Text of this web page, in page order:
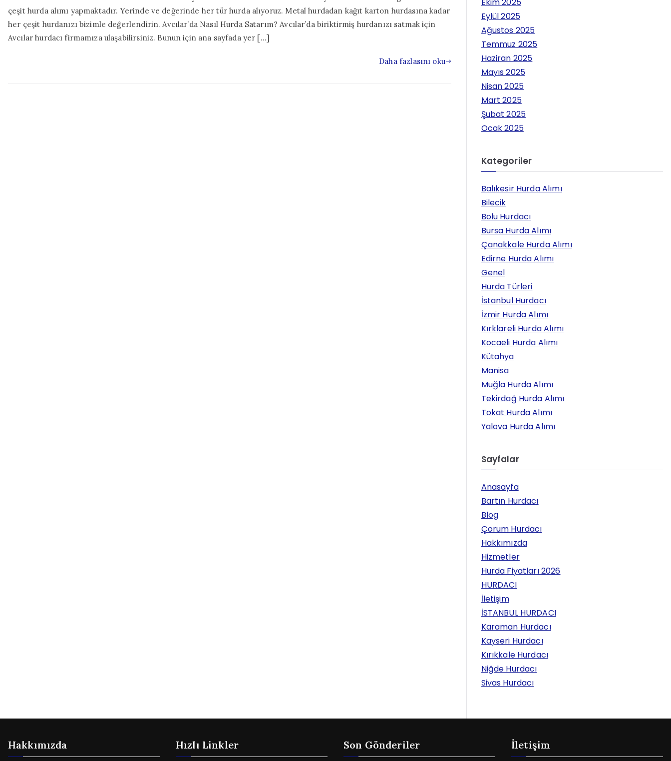
çeşit hurda alımı yapmaktadır. Yerinde ve değerinde her tür hurda alıyoruz. Metal hurdadan kağıt karton hurdasına kadar
her çeşit hurdanızı bizimle değerlendirin. Avcılar’da Nasıl Hurda Satarım? Avcılar’da biriktirmiş hurdanızı satmak için
Avcılar hurdacı firmamıza ulaşabilirsiniz. Bunun için ana sayfada yer […]
Daha fazlasını oku
Ekim 2025
Eylül 2025
Ağustos 2025
Temmuz 2025
Haziran 2025
Mayıs 2025
Nisan 2025
Mart 2025
Şubat 2025
Ocak 2025
Kategoriler
Balıkesir Hurda Alımı
Bilecik
Bolu Hurdacı
Bursa Hurda Alımı
Çanakkale Hurda Alımı
Edirne Hurda Alımı
Genel
Hurda Türleri
İstanbul Hurdacı
İzmir Hurda Alımı
Kırklareli Hurda Alımı
Kocaeli Hurda Alımı
Kütahya
Manisa
Muğla Hurda Alımı
Tekirdağ Hurda Alımı
Tokat Hurda Alımı
Yalova Hurda Alımı
Sayfalar
Anasayfa
Bartın Hurdacı
Blog
Çorum Hurdacı
Hakkımızda
Hizmetler
Hurda Fiyatları 2026
HURDACI
İletişim
İSTANBUL HURDACI
Karaman Hurdacı
Kayseri Hurdacı
Kırıkkale Hurdacı
Niğde Hurdacı
Sivas Hurdacı
Hakkımızda Hızlı Linkler Son Gönderiler İletişim